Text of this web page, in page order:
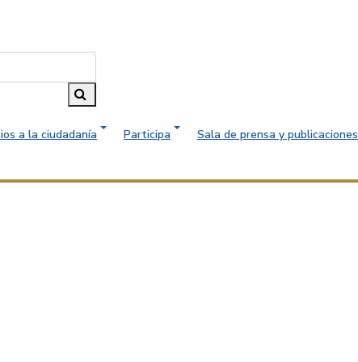
a la ciudadanía Participa Sala de prensa y publicaciones